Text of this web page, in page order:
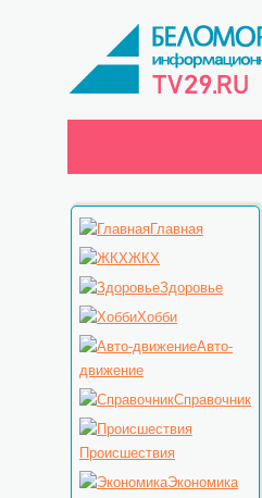
Главная
ЖКХ
Здоровье
Хобби
Авто-
движение
Справочник
Происшествия
Экономика